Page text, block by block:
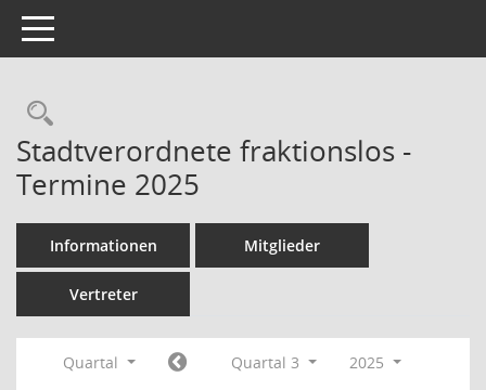
Toggle navigation
Rechercheauswahl
Stadtverordnete fraktionslos -
Termine 2025
Informationen Mitglieder
Vertreter
Quartal Quartal 3
2025